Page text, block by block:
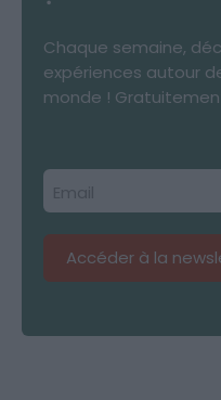
Chaque semaine,
expériences autour
monde !
Accéder à